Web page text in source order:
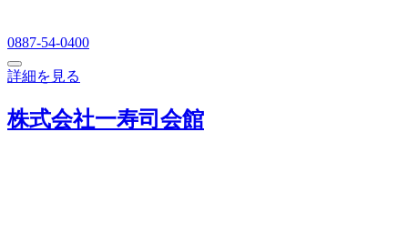
0887-54-0400
詳細を見る
株式会社一寿司会館